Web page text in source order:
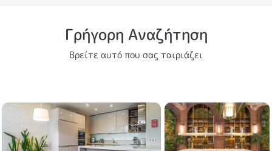
Γρήγορη Αναζήτηση
Βρείτε αυτό που σας ταιριάζει